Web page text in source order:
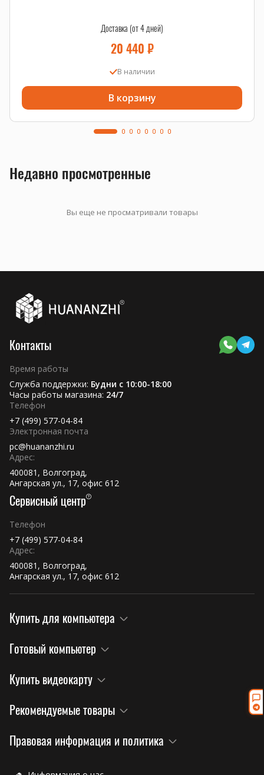
Доставка (от 4 дней)
20 440 ₽
В наличии
В корзину
Недавно просмотренные
Вы еще не просматривали товары
Контакты
Время работы
Служба поддержки: Будни с 10:00-18:00
Часы работы магазина: 24/7
Телефон
+7 (499) 577-04-84
Электронная почта
pc@huananzhi.ru
Адрес:
400081, Волгоград,
Ангарская ул., 17, офис 612
Сервисный центр
Телефон
+7 (499) 577-04-84
Адрес:
400081, Волгоград,
Ангарская ул., 17, офис 612
Купить для компьютера
Готовый компьютер
Купить видеокарту
Рекомендуемые товары
Правовая информация и политика